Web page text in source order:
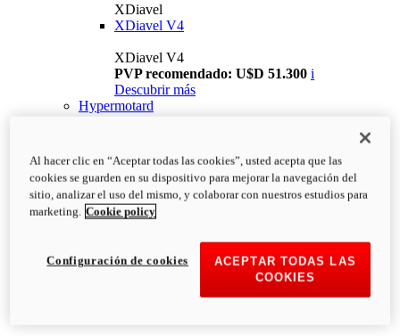
XDiavel
XDiavel V4
XDiavel V4
PVP recomendado: U$D 51.300 i
Descubrir más
Hypermotard
Al hacer clic en “Aceptar todas las cookies”, usted acepta que las
cookies se guarden en su dispositivo para mejorar la navegación del
sitio, analizar el uso del mismo, y colaborar con nuestros estudios para
marketing. Cookie policy
ACEPTAR TODAS LAS
COOKIES
Configuración de cookies